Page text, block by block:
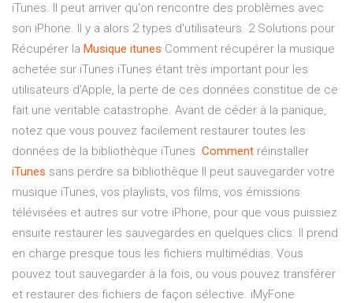
iTunes. Il peut arriver qu'on rencontre des problèmes avec
son iPhone. Il y a alors 2 types d'utilisateurs. 2 Solutions pour
Récupérer la Musique itunes Comment récupérer la musique
achetée sur iTunes iTunes étant très important pour les
utilisateurs d’Apple, la perte de ces données constitue de ce
fait une veritable catastrophe. Avant de céder à la panique,
notez que vous pouvez facilement restaurer toutes les
données de la bibliothèque iTunes. Comment réinstaller
iTunes sans perdre sa bibliothèque Il peut sauvegarder votre
musique iTunes, vos playlists, vos films, vos émissions
télévisées et autres sur votre iPhone, pour que vous puissiez
ensuite restaurer les sauvegardes en quelques clics. Il prend
en charge presque tous les fichiers multimédias. Vous
pouvez tout sauvegarder à la fois, ou vous pouvez transférer
et restaurer des fichiers de façon sélective. iMyFone